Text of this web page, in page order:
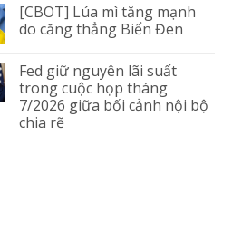
[CBOT] Lúa mì tăng mạnh
do căng thẳng Biển Đen
Fed giữ nguyên lãi suất
trong cuộc họp tháng
7/2026 giữa bối cảnh nội bộ
chia rẽ